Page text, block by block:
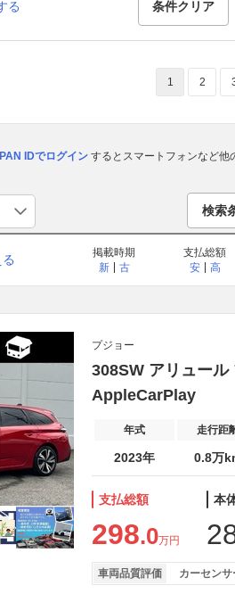
る 条件クリア
1 2
IDでログインするとスマートフォンなど他
検索
掲載時期
新
古
支払総額
安
高
プジョー
308SW アリュー
AppleCarPlay
年式 走行距
2023年 0.8万
支払総額
298.0万円
本
車両品質評価 カーセン